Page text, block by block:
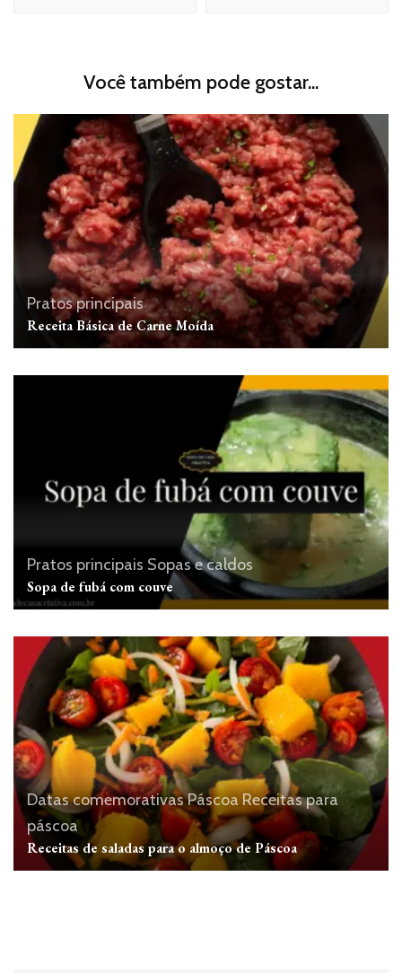
Você também pode gostar...
Pratos principais
Receita Básica de Carne Moída
Pratos principais Sopas e caldos
Sopa de fubá com couve
Datas comemorativasPáscoaReceitas para
páscoa
Receitas de saladas para o almoço de Páscoa